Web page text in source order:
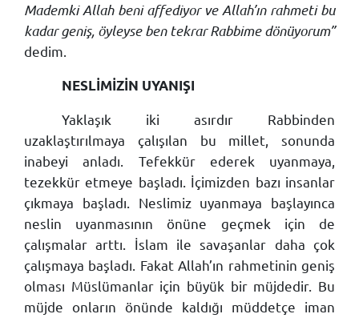
Mademki Allah beni affediyor ve Allah’ın rahmeti bu
kadar geniş, öyleyse ben tekrar Rabbime dönüyorum”
dedim.
NESLİMİZİN UYANIŞI
Yaklaşık iki asırdır Rabbinden
uzaklaştırılmaya çalışılan bu millet, sonunda
inabeyi anladı. Tefekkür ederek uyanmaya,
tezekkür etmeye başladı. İçimizden bazı insanlar
çıkmaya başladı. Neslimiz uyanmaya başlayınca
neslin uyanmasının önüne geçmek için de
çalışmalar arttı. İslam ile savaşanlar daha çok
çalışmaya başladı. Fakat Allah’ın rahmetinin geniş
olması Müslümanlar için büyük bir müjdedir. Bu
müjde onların önünde kaldığı müddetçe iman